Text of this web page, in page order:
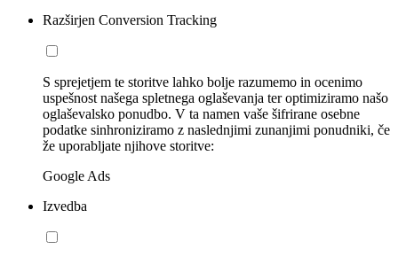
Razširjen Conversion Tracking
S sprejetjem te storitve lahko bolje razumemo in ocenimo
uspešnost našega spletnega oglaševanja ter optimiziramo našo
oglaševalsko ponudbo. V ta namen vaše šifrirane osebne
podatke sinhroniziramo z naslednjimi zunanjimi ponudniki, če
že uporabljate njihove storitve:
Google Ads
Izvedba